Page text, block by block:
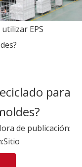
EPS
para
de publicación:
Sitio